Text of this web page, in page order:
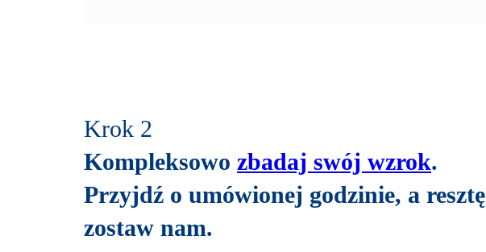
Krok 2
Kompleksowo zbadaj swój wzrok.
Przyjdź o umówionej godzinie, a resztę
zostaw nam.